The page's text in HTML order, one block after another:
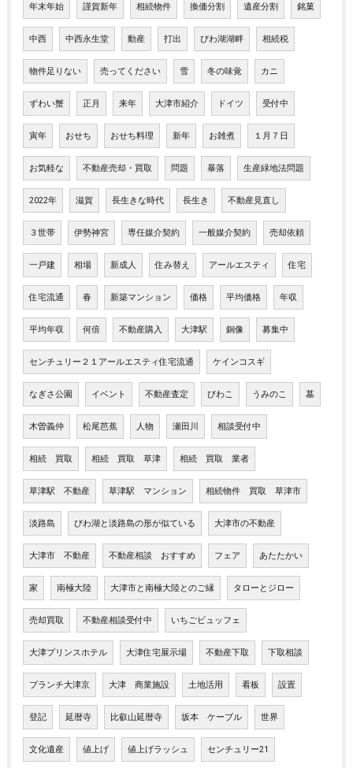
年末年始 謹賀新年 相続物件 換価分割 遺産分割 銘菓
中西 中西永生堂 動産 打出 びわ湖湖畔 相続税
物件足りない 売ってください 雪 冬の味覚 カニ
ずわい蟹 正月 来年 大津市紹介 ドイツ 受付中
寅年 おせち おせち料理 新年 お雑煮 １月７日
お気軽な 不動産売却・買取 問題 暴落 生産緑地法問題
2022年 滋賀 長生きな時代 長生き 不動産見直し
３世帯 伊勢神宮 専任媒介契約 一般媒介契約 売却依頼
一戸建 相場 新成人 住み替え アールエスティ 住宅
住宅流通 春 新築マンション 価格 平均価格 年収
平均年収 何倍 不動産購入 大津駅 銅像 募集中
センチュリー２１アールエスティ住宅流通 ケインコスギ
なぎさ公園 イベント 不動産査定 びわこ うみのこ 墓
木曽義仲 松尾芭蕉 人物 瀬田川 相談受付中
相続 買取 相続 買取 草津 相続 買取 業者
草津駅 不動産 草津駅 マンション 相続物件 買取 草津市
淡路島 びわ湖と淡路島の形が似ている 大津市の不動産
大津市 不動産 不動産相談 おすすめ フェア あたたかい
家 南極大陸 大津市と南極大陸とのご縁 タローとジロー
売却買取 不動産相談受付中 いちごビュッフェ
大津プリンスホテル 大津住宅展示場 不動産下取 下取相談
ブランチ大津京 大津 商業施設 土地活用 看板 設置
登記 延暦寺 比叡山延暦寺 坂本 ケーブル 世界
文化遺産 値上げ 値上げラッシュ センチュリー21